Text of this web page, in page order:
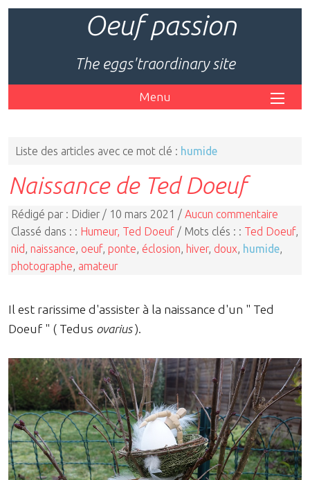
Oeuf passion
The eggs'traordinary site
Menu
Liste des articles avec ce mot clé : humide
Naissance de Ted Doeuf
Rédigé par : Didier / 10 mars 2021 / Aucun commentaire
Classé dans : : Humeur, Ted Doeuf / Mots clés : : Ted Doeuf,
nid naissance oeuf, ponte éclosion hiver, doux humide
photographe amateur
Il est rarissime d'assister à la naissance d'un " Ted
Doeuf " ( Tedus ovarius).